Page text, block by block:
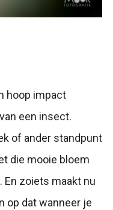
hoop impact
een insect.
of ander standpunt
die mooie bloem
En zoiets maakt nu
op dat wanneer je